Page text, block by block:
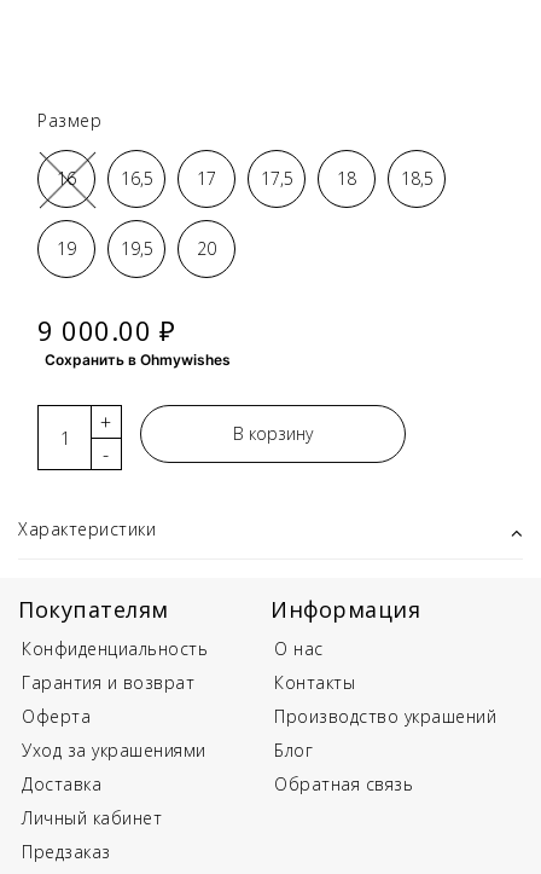
Размер
16 16,5 17 17,5 18 18,5
19 19,5 20
9 000.00 ₽
Сохранить в Ohmywishes
-
+ В корзину
Характеристики
Покупателям
Конфиденциальность
Гарантия и возврат
Оферта
Уход за украшениями
Доставка
Личный кабинет
Предзаказ
Информация
О нас
Контакты
Производство украшений
Блог
Обратная связь